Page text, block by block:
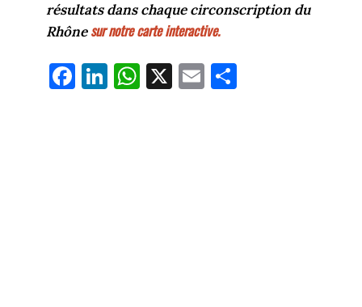
résultats dans chaque circonscription du
Rhônesur notre carte interactive.
Fa
ce
Li
nk
W
ha
X E
m
Pa